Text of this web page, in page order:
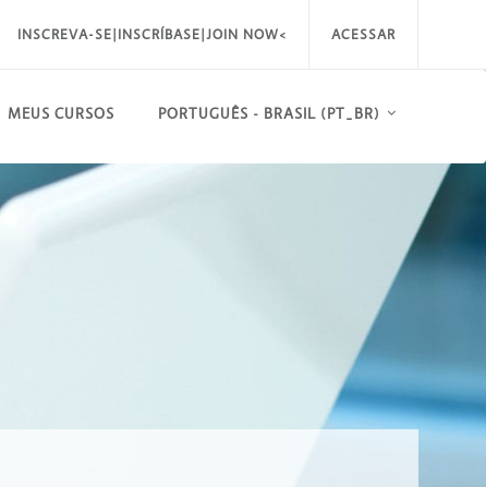
INSCREVA-SE|INSCRÍBASE|JOIN NOW< ACESSAR
MEUS CURSOS PORTUGUÊS - BRASIL ‎(PT_BR)‎